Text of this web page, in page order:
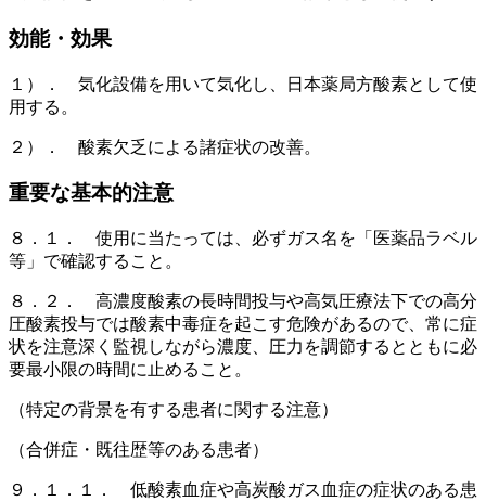
効能・効果
１）． 気化設備を用いて気化し、日本薬局方酸素として使
用する。
２）． 酸素欠乏による諸症状の改善。
重要な基本的注意
８．１． 使用に当たっては、必ずガス名を「医薬品ラベル
等」で確認すること。
８．２． 高濃度酸素の長時間投与や高気圧療法下での高分
圧酸素投与では酸素中毒症を起こす危険があるので、常に症
状を注意深く監視しながら濃度、圧力を調節するとともに必
要最小限の時間に止めること。
（特定の背景を有する患者に関する注意）
（合併症・既往歴等のある患者）
９．１．１． 低酸素血症や高炭酸ガス血症の症状のある患